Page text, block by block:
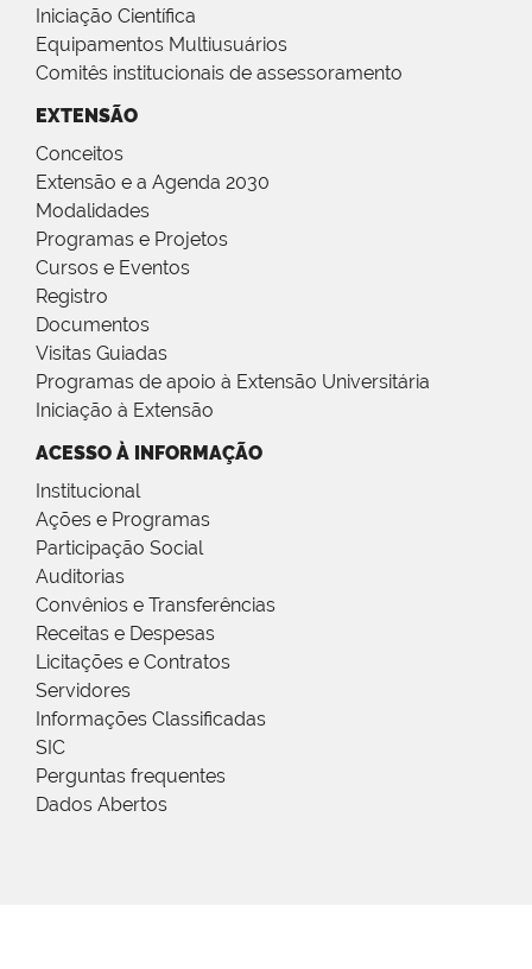
Iniciação Científica
Equipamentos Multiusuários
Comitês institucionais de assessoramento
EXTENSÃO
Conceitos
Extensão e a Agenda 2030
Modalidades
Programas e Projetos
Cursos e Eventos
Registro
Documentos
Visitas Guiadas
Programas de apoio à Extensão Universitária
Iniciação à Extensão
ACESSO À INFORMAÇÃO
Institucional
Ações e Programas
Participação Social
Auditorias
Convênios e Transferências
Receitas e Despesas
Licitações e Contratos
Servidores
Informações Classificadas
SIC
Perguntas frequentes
Dados Abertos